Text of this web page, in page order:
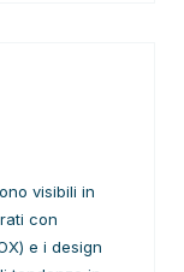
visibili in
con
e i design